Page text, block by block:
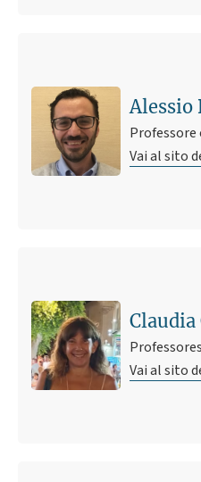
Alessio
Vai al sito
Claudia
Vai al sito